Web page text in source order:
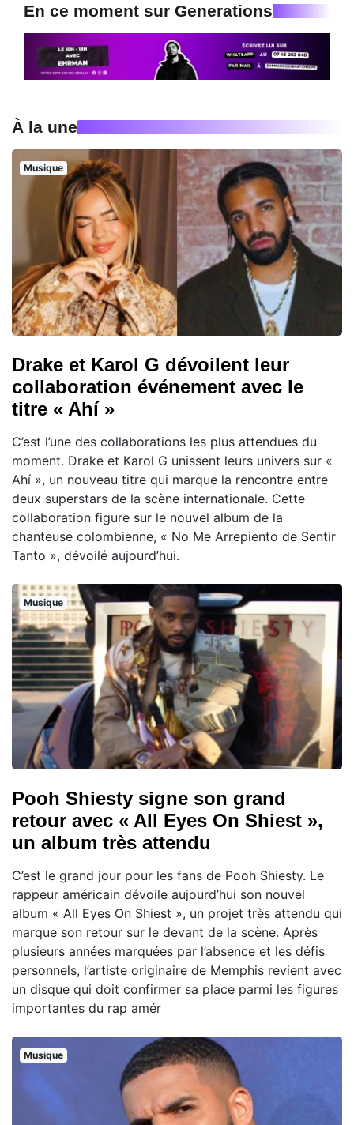
En ce moment sur Generations
À la une
Musique
Drake et Karol G dévoilent leur
collaboration événement avec le
titre « Ahí »
C’est l’une des collaborations les plus attendues du
moment. Drake et Karol G unissent leurs univers sur «
Ahí », un nouveau titre qui marque la rencontre entre
deux superstars de la scène internationale. Cette
collaboration figure sur le nouvel album de la
chanteuse colombienne, « No Me Arrepiento de Sentir
Tanto », dévoilé aujourd’hui.
Musique
Pooh Shiesty signe son grand
retour avec « All Eyes On Shiest »,
un album très attendu
C’est le grand jour pour les fans de Pooh Shiesty. Le
rappeur américain dévoile aujourd’hui son nouvel
album « All Eyes On Shiest », un projet très attendu qui
marque son retour sur le devant de la scène. Après
plusieurs années marquées par l’absence et les défis
personnels, l’artiste originaire de Memphis revient avec
un disque qui doit confirmer sa place parmi les figures
importantes du rap amér
Musique